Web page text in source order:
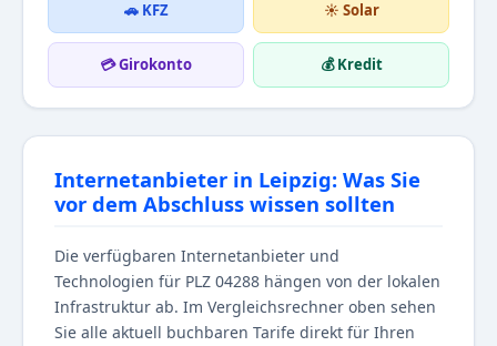
🚗 KFZ ☀️ Solar
💳 Girokonto 💰 Kredit
Internetanbieter in Leipzig: Was Sie
vor dem Abschluss wissen sollten
Die verfügbaren Internetanbieter und
Technologien für PLZ 04288 hängen von der lokalen
Infrastruktur ab. Im Vergleichsrechner oben sehen
Sie alle aktuell buchbaren Tarife direkt für Ihren